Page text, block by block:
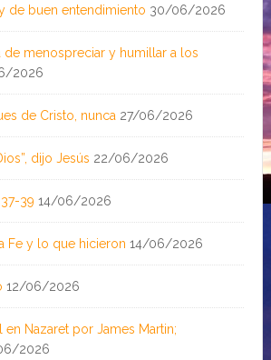
de buen entendimiento 30/06/2026
de menospreciar y humillar a los
2026
de Cristo, nunca 27/06/2026
dijo Jesús 22/06/2026
39 14/06/2026
Fe y lo que hicieron 14/06/2026
12/06/2026
en Nazaret por James Martin;
2026